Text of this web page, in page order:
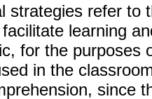
strategies refer to
learning
for the purposes
in the
since